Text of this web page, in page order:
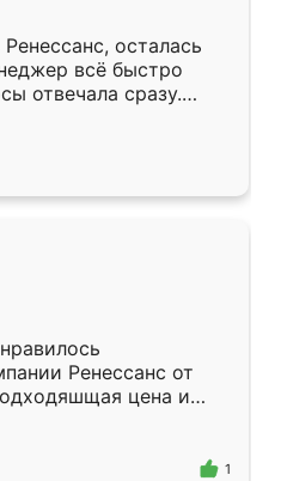
только здесь.
осталась
всё быстро
отвечала сразу.
подошёл к
Собрали
аккуратно, даже
Ренессанс от
цена и
Приехавший
Владислав
самый
1